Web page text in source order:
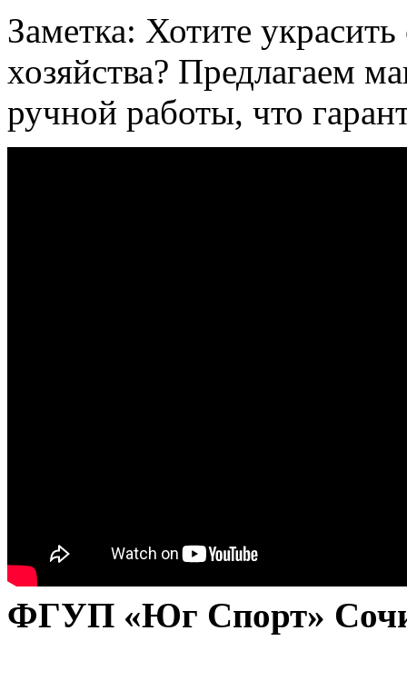
Заметка: Хотите
хозяйства? Предлагаем
ручной работы, что
ФГУП «Юг Спорт»